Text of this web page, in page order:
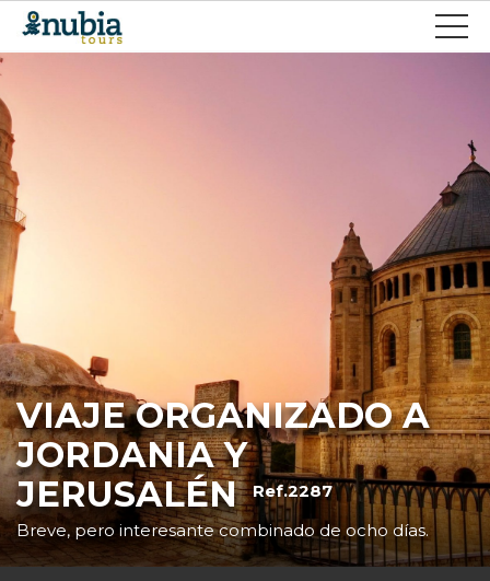
VIAJE ORGANIZADO A
JORDANIA Y
JERUSALÉN Ref.2287
Breve, pero interesante combinado de ocho días.